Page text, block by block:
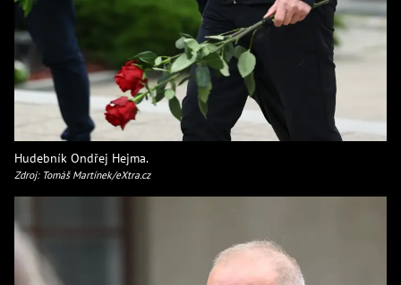
Hudebník Ondřej Hejma.
Zdroj: Tomáš Martínek/eXtra.cz